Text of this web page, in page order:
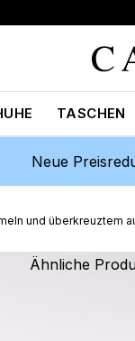
TASCHEN
Neue
und überkreuztem
Ähnliche